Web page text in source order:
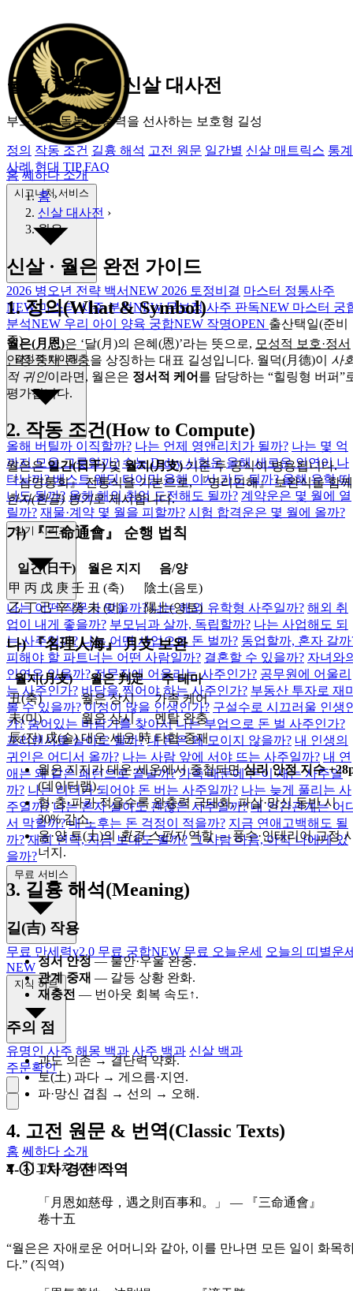
홈 쎄하다 소개
시그니처 서비스
2026 병오년 전략 백서NEW 2026 토정비결 마스터 정통사주
NEW 마스터 사주 분석NEW 무보정 사주 판독NEW 마스터 궁
분석NEW 우리 아이 양육 궁합NEW 작명OPEN 출산택일(준비
중)
결정적 타이밍
올해 버틸까 이직할까? 나는 언제 영앤리치가 될까? 나는 몇 억
까지 모을 그릇일까? 수능 D-day 시험운 올해 새로운 인연이 나
타날까? 베스트 웨딩 타이밍 올해 이사 가도 될까? 올해 유학 떠
나도 될까? 올해 해외 취업 도전해도 될까? 계약운은 몇 월에 열
릴까? 재물·계약 몇 월을 피할까? 시험 합격운은 몇 월에 올까?
인기 시리즈
나는 어떤 직무가 맞을까? 나는 해외 유학형 사주일까? 해외 취
업이 내게 좋을까? 부모님과 살까, 독립할까? 나는 사업해도 되
는 사주일까? 나는 어떤 사업으로 돈 벌까? 동업할까, 혼자 갈까
피해야 할 파트너는 어떤 사람일까? 결혼할 수 있을까? 자녀와
인연은 있을까? 전문직에 어울리는 사주인가? 공무원에 어울리
는 사주인가? 바닥을 찍어야 하는 사주인가? 부동산 투자로 재
볼 수 있을까? 이성이 많을 인생인가? 구설수로 시끄러울 인생
가? 숨어있는 바람기를 찾아서 나는 부업으로 돈 벌 사주인가?
프리랜서로 살아도 될까? 내 돈은 왜 모이지 않을까? 내 인생의
귀인은 어디서 올까? 나는 사람 앞에 서야 뜨는 사주일까? 내 연
애는 왜 같은 패턴으로 끝날까? 가족 때문에 돈이 새는 사주일
까? 나는 리더가 되어야 돈 버는 사주일까? 나는 늦게 풀리는 사
주일까? 나는 혼자 살아도 괜찮은 사주일까? 내 인간관계는 어
서 막힐까? 내 노후는 돈 걱정이 적을까? 지금 연애고백해도 될
까? 재회 연락, 지금 보내도 될까? 그 사람 마음, 아직 나에게 있
을까?
무료 서비스
무료 만세력v2.0 무료 궁합NEW 무료 오늘운세
오늘의 띠별운
NEW
지식 허브
유명인 사주 해몽 백과 사주 백과 신살 백과
주문확인
홈 쎄하다 소개
시그니처 서비스
월은(月恩) ― 신살 대사전
부드러운 돌봄·완충력을 선사하는 보호형 길성
정의 작동 조건 길흉 해석 고전 원문 일간별 신살 매트릭스 통계
사례 현대 TIP FAQ
홈›
신살 대사전 ›
월은
신살 · 월은 완전 가이드
1. 정의(What & Symbol)
월은(月恩)은 ‘달(月)의 은혜(恩)’라는 뜻으로, 모성적 보호·정서
안정·중재·완충을 상징하는 대표 길성입니다. 월덕(月德)이 사
적 귀인이라면, 월은은 정서적 케어 를 담당하는 “힐링형 버퍼”
평가됩니다.
2. 작동 조건(How to Compute)
월은은일간(日干)및월지(月支)기준 두 공식이 병용됩니다.
『삼명통회』 전통식을 기본으로, 『명리인해』 보완식을 함께
한자(한글) 병기로 제시합니다.
가) 『三命通會』 순행 법칙
일간(日干) 월은 지지
음/양
甲 丙 戊 庚 壬 丑 (축)
陰土(음토)
乙 丁 己 辛 癸 未 (미) 陽土(양토)
나) 『名理人海』 月支 보완
월지(月支) 월은 判定
주 테마
丑(축)
월은 상시
가족 케어
未(미)
월은 상시
멘탈 완충
辰(진) 戌(술) 대운·세운 時 타협·중재
월은 지지가 대운·세운에서 중첩되면심리 안정 지수
(데이터랩).
형·충·파가 적을수록 완충력 극대화, 파살·망신 동반 시
30% 감소.
음·양 토(土)의환경 스펀지역할 — 풍수·인테리어 교정
너지.
3. 길흉 해석(Meaning)
길(吉) 작용
정서 안정— 불안·우울 완충.
관계 중재 — 갈등 상황 완화.
재충전 — 번아웃 회복 속도↑.
주의 점
과도 의존 → 결단력 약화.
토(土) 과다 → 게으름·지연.
파·망신 겹침 → 선의 → 오해.
4. 고전 원문 & 번역(Classic Texts)
4‑① 1차 경전 직역
「月恩如慈母，遇之則百事和。」 — 『三命通會』
卷十五
“월은은 자애로운 어머니와 같아, 이를 만나면 모든 일이 화목
다.” (직역)